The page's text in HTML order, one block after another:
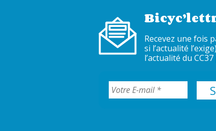
Recevez une fois
si l’actualité
l’actualité du